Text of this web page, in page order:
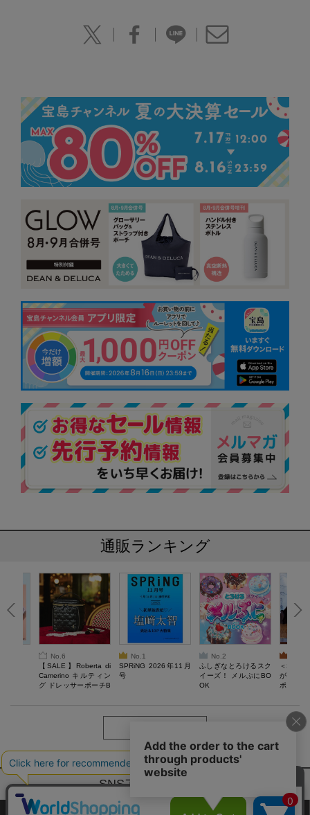
通販ランキング
No.6
【SALE】Roberta di
Camerino キルティン
グ ドレッサーポーチB
No.1
SPRiNG 2026年11月
号
No.2
ふしぎなとろけるスク
イーズ！ メルぷにBO
OK
＜SALE
がある
ポーチ
SNSアカウントー覧